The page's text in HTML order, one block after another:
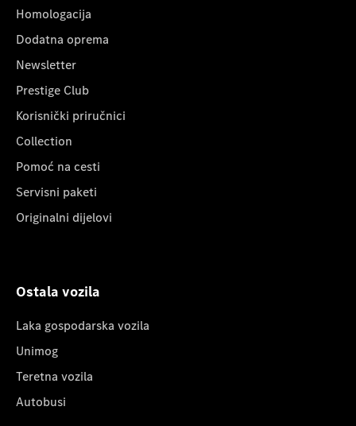
Homologacija
Dodatna oprema
Newsletter
Prestige Club
Korisnički priručnici
Collection
Pomoć na cesti
Servisni paketi
Originalni dijelovi
Ostala vozila
Laka gospodarska vozila
Unimog
Teretna vozila
Autobusi